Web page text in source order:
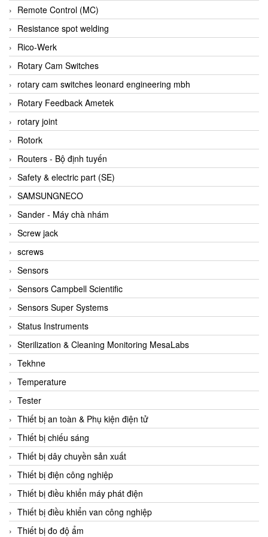
Bloom Engineering
Boneng
Bopp & Reuther Messtechnik
Bosch
Boydcorp
BRAUN Vietnam
Brinkmann Pumpen
BRONKHORST
Brook Instrument
Brooks Instrument Vietnam
Buhler
BURLING INSTRUMENTS
Burster
BUSCHJOST
Calectro
Campbell Scientific
Canneed Vietnam
Cantoni
CAPS
CAREL Parts
CCS
CD Automation
CEAG Sicherheitst
CEIA Vietnam
Celduc Vietnam
Cemb
Centec GmbH
CEQUBE
CHAUVIN ARNOUX
Remote Control (MC)
Resistance spot welding
Rico-Werk
Rotary Cam Switches
rotary cam switches leonard engineering mbh
Rotary Feedback Ametek
rotary joint
Rotork
Routers - Bộ định tuyến
Safety & electric part (SE)
SAMSUNGNECO
Sander - Máy chà nhám
Screw jack
screws
Sensors
Sensors Campbell Scientific
Sensors Super Systems
Status Instruments
Sterilization & Cleaning Monitoring MesaLabs
Tekhne
Temperature
Tester
Thiết bị an toàn & Phụ kiện điện tử
Thiết bị chiếu sáng
Thiết bị dây chuyền sản xuất
Thiết bị điện công nghiệp
Thiết bị điều khiển máy phát điện
Thiết bị điều khiển van công nghiệp
Thiết bị đo độ ẩm